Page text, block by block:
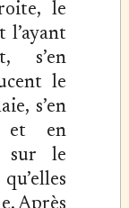
le
l’ayant
s’en
le
s’en
et en
sur le